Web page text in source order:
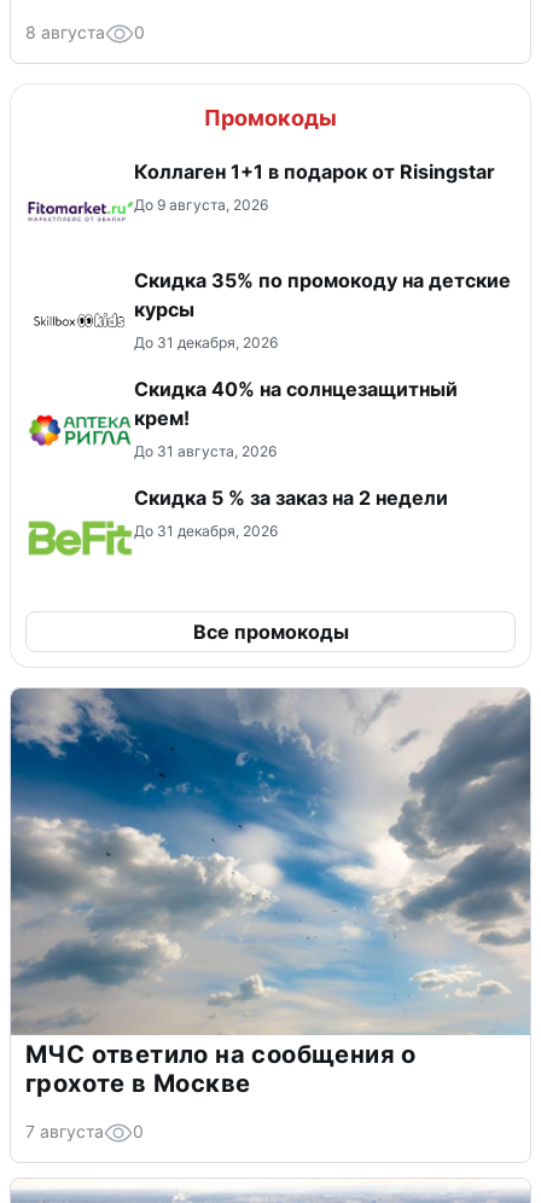
8 августа 0
Промокоды
Коллаген 1+1 в подарок от Risingstar
До 9 августа, 2026
Скидка 35% по промокоду на детские
курсы
До 31 декабря, 2026
Скидка 40% на солнцезащитный
крем!
До 31 августа, 2026
Скидка 5 % за заказ на 2 недели
До 31 декабря, 2026
Все промокоды
МЧС ответило на сообщения о
грохоте в Москве
7 августа 0